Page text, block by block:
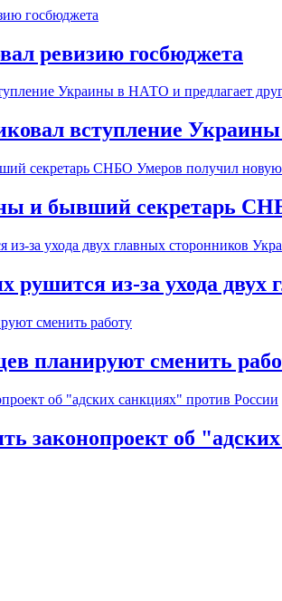
ревизию госбюджета
вступление
и бывший секретарь
из-за ухода двух
планируют сменить
законопроект об